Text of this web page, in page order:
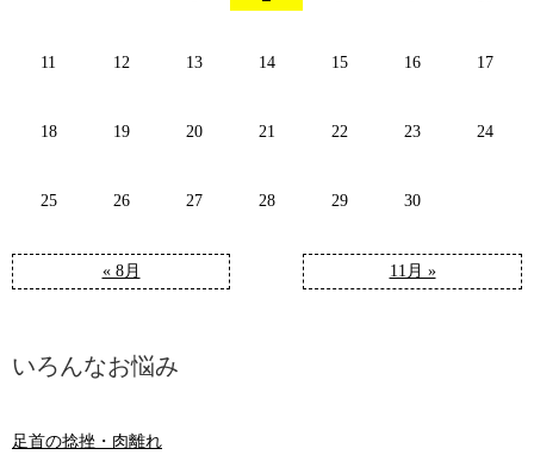
« 8月 11月 »
11 12 13 14 15 16 17
18 19 20 21 22 23 24
25 26 27 28 29 30
いろんなお悩み
足首の捻挫・肉離れ